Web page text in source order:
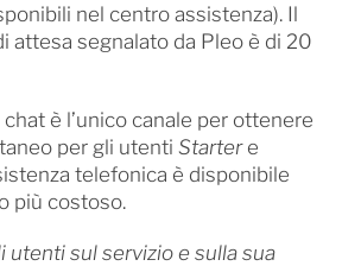
nel centro assistenza). Il
attesa segnalato da Pleo è di 20
è l’unico canale per ottenere
per gli utenti Startere
telefonica è disponibile
più costoso.
utenti sul servizio e sulla sua